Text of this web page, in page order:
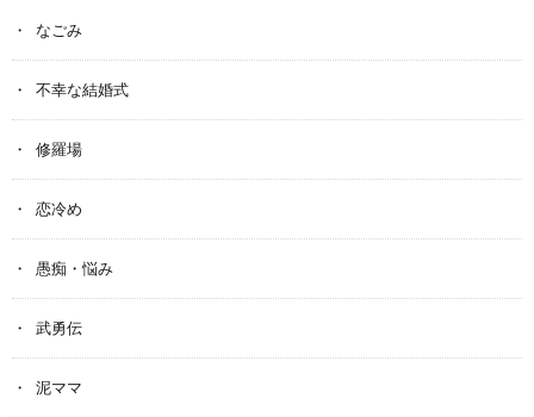
なごみ
不幸な結婚式
修羅場
恋冷め
愚痴・悩み
武勇伝
泥ママ